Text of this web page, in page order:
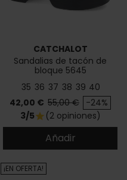
CATCHALOT
Sandalias de tacón de
bloque 5645
35 36 37 38 39 40
Precio
42,00 € Precio base
55,00 € -24%
3/5star (2 opiniones)
Añadir
¡EN OFERTA!